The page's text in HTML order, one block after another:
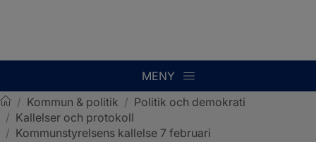
MENY
Sotenäs kommun
/ Kommun & politik / Politik och demokrati
/ Kallelser och protokoll
/ Kommunstyrelsens kallelse 7 februari